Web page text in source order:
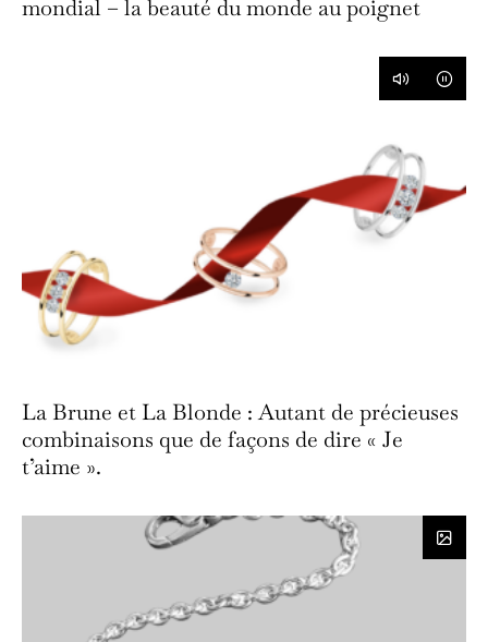
mondial – la beauté du monde au poignet
La Brune et La Blonde : Autant de précieuses
combinaisons que de façons de dire « Je
t’aime ».